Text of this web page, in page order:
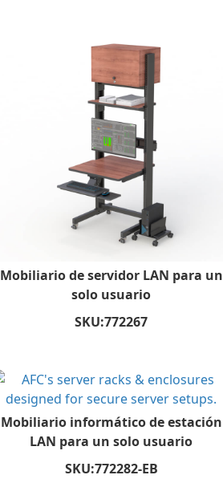
Mobiliario de servidor LAN para un
solo usuario
SKU:772267
Mobiliario informático de estación
LAN para un solo usuario
SKU:772282-EB